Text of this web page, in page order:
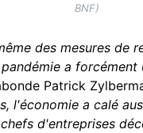
BNF)
des mesures de
a forcément
Patrick
l'économie a calé
d'entreprises